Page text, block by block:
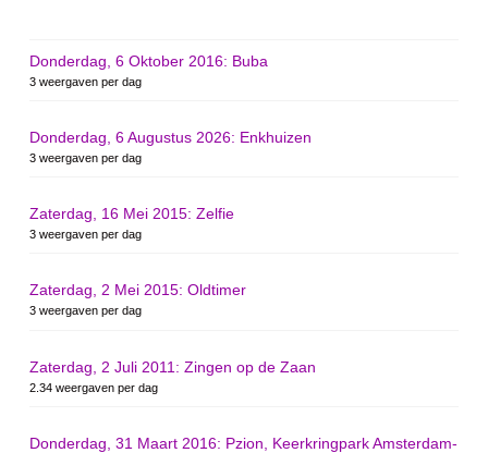
Donderdag, 6 Oktober 2016: Buba
3 weergaven per dag
Donderdag, 6 Augustus 2026: Enkhuizen
3 weergaven per dag
Zaterdag, 16 Mei 2015: Zelfie
3 weergaven per dag
Zaterdag, 2 Mei 2015: Oldtimer
3 weergaven per dag
Zaterdag, 2 Juli 2011: Zingen op de Zaan
2.34 weergaven per dag
Donderdag, 31 Maart 2016: Pzion, Keerkringpark Amsterdam-